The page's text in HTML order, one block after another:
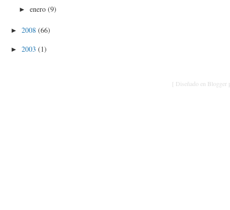
►enero(9)
► 2008 (66)
► 2003 (1)
[ Diseñado en Blogger